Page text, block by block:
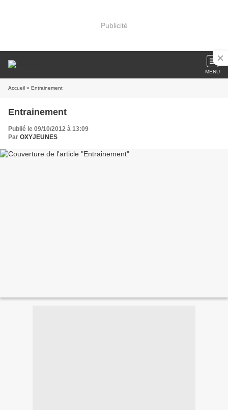
Publicité
MENU
Accueil » Entrainement
Entrainement
Publié le 09/10/2012 à 13:09
Par OXYJEUNES